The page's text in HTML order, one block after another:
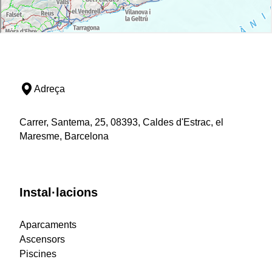
Adreça
Carrer, Santema, 25, 08393, Caldes d'Estrac, el
Maresme, Barcelona
Instal·lacions
Aparcaments
Ascensors
Piscines